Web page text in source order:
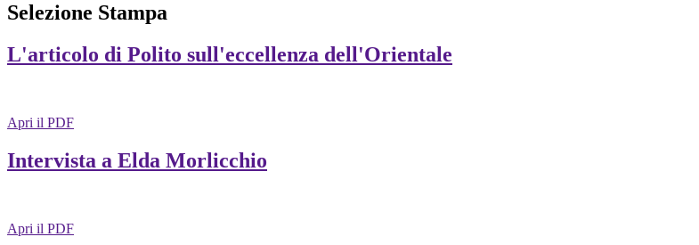
Selezione Stampa
L'articolo di Polito sull'eccellenza dell'Orientale
Apri il PDF
Intervista a Elda Morlicchio
Apri il PDF